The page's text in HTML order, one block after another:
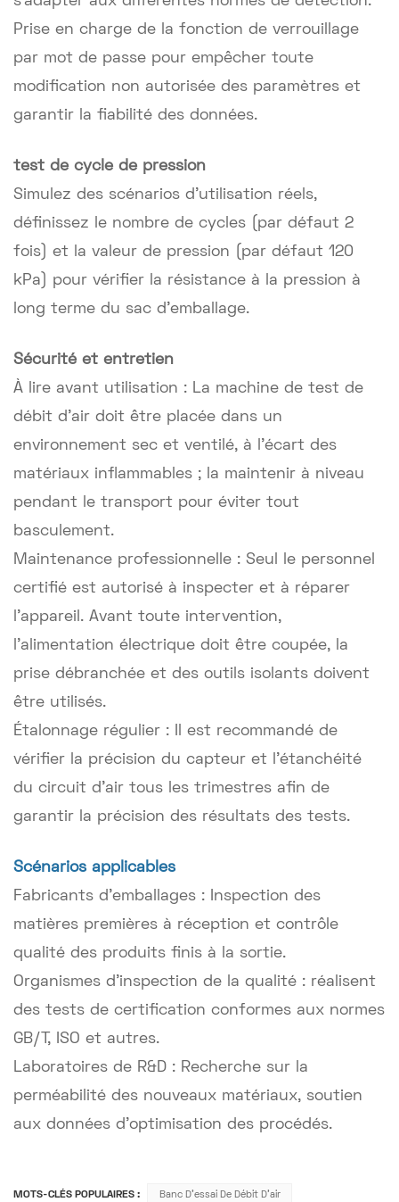
Prise en charge de la fonction de verrouillage
par mot de passe pour empêcher toute
modification non autorisée des paramètres et
garantir la fiabilité des données.
test de cycle de pression
Simulez des scénarios d'utilisation réels,
définissez le nombre de cycles (par défaut 2
fois) et la valeur de pression (par défaut 120
kPa) pour vérifier la résistance à la pression à
long terme du sac d'emballage.
Sécurité et entretien
À lire avant utilisation : La machine de test de
débit d’air doit être placée dans un
environnement sec et ventilé, à l’écart des
matériaux inflammables ; la maintenir à niveau
pendant le transport pour éviter tout
basculement.
Maintenance professionnelle : Seul le personnel
certifié est autorisé à inspecter et à réparer
l’appareil. Avant toute intervention,
l’alimentation électrique doit être coupée, la
prise débranchée et des outils isolants doivent
être utilisés.
Étalonnage régulier : Il est recommandé de
vérifier la précision du capteur et l’étanchéité
du circuit d’air tous les trimestres afin de
garantir la précision des résultats des tests.
Scénarios applicables
Fabricants d'emballages : Inspection des
matières premières à réception et contrôle
qualité des produits finis à la sortie.
Organismes d'inspection de la qualité : réalisent
des tests de certification conformes aux normes
GB/T, ISO et autres.
Laboratoires de R&D : Recherche sur la
perméabilité des nouveaux matériaux, soutien
aux données d'optimisation des procédés.
MOTS-CLÉS POPULAIRES : Banc D'essai De Débit D'air